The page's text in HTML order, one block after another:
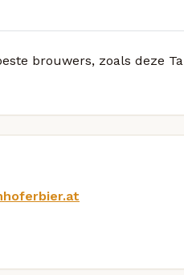
brouwers, zoals deze